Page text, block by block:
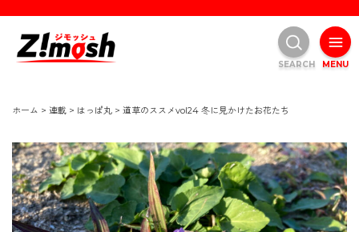
ホーム > 連載 > はっぱ丸 > 道草のススメvol24 冬に見かけたお花たち
MENU
SEARCH